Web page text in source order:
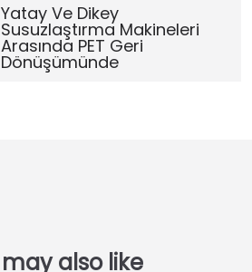
Yatay Ve Dikey
Susuzlaştırma Makineleri
Arasında PET Geri
Dönüşümünde